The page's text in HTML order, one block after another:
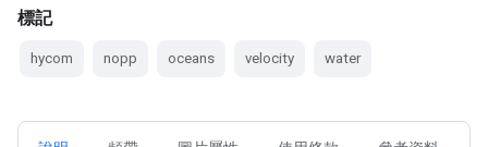
標記
hycom nopp oceans velocity water